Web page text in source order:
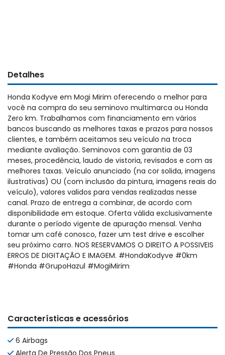
Detalhes
Honda Kodyve em Mogi Mirim oferecendo o melhor para
você na compra do seu seminovo multimarca ou Honda
Zero km. Trabalhamos com financiamento em vários
bancos buscando as melhores taxas e prazos para nossos
clientes, e também aceitamos seu veículo na troca
mediante avaliação. Seminovos com garantia de 03
meses, procedência, laudo de vistoria, revisados e com as
melhores taxas. Veículo anunciado (na cor solida, imagens
ilustrativas) OU (com inclusão da pintura, imagens reais do
veículo), valores validos para vendas realizadas nesse
canal. Prazo de entrega a combinar, de acordo com
disponibilidade em estoque. Oferta válida exclusivamente
durante o período vigente de apuração mensal. Venha
tomar um café conosco, fazer um test drive e escolher
seu próximo carro. NOS RESERVAMOS O DIREITO A POSSIVEIS
ERROS DE DIGITAÇÃO E IMAGEM. #HondaKodyve #0km
#Honda #GrupoHazul #MogiMirim
Características e acessórios
6 Airbags